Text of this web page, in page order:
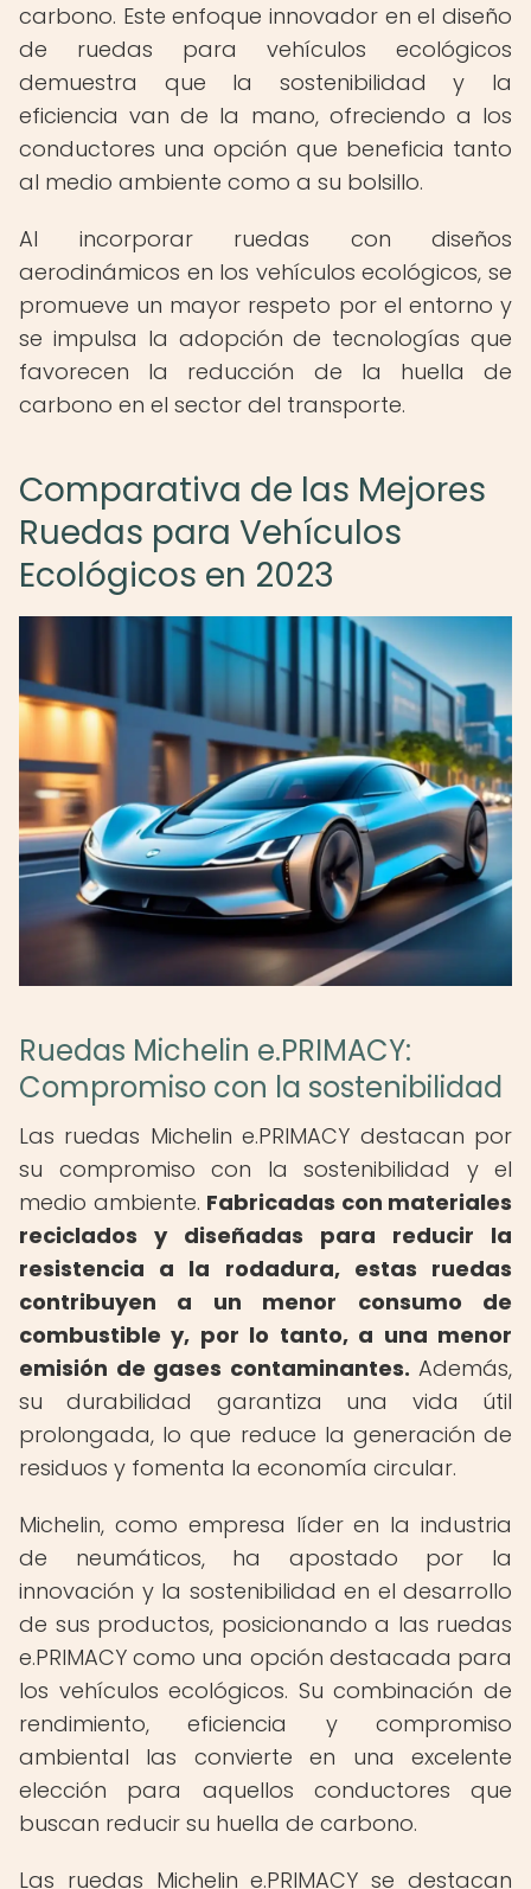
carbono. Este enfoque innovador en el diseño
de ruedas para vehículos ecológicos
demuestra que la sostenibilidad y la
eficiencia van de la mano, ofreciendo a los
conductores una opción que beneficia tanto
al medio ambiente como a su bolsillo.
Al incorporar ruedas con diseños
aerodinámicos en los vehículos ecológicos, se
promueve un mayor respeto por el entorno y
se impulsa la adopción de tecnologías que
favorecen la reducción de la huella de
carbono en el sector del transporte.
Comparativa de las Mejores
Ruedas para Vehículos
Ecológicos en 2023
Ruedas Michelin e.PRIMACY:
Compromiso con la sostenibilidad
Las ruedas Michelin e.PRIMACY destacan por
su compromiso con la sostenibilidad y el
medio ambiente. Fabricadas con materiales
reciclados y diseñadas para reducir la
resistencia a la rodadura, estas ruedas
contribuyen a un menor consumo de
combustible y, por lo tanto, a una menor
emisión de gases contaminantes. Además,
su durabilidad garantiza una vida útil
prolongada, lo que reduce la generación de
residuos y fomenta la economía circular.
Michelin, como empresa líder en la industria
de neumáticos, ha apostado por la
innovación y la sostenibilidad en el desarrollo
de sus productos, posicionando a las ruedas
e.PRIMACY como una opción destacada para
los vehículos ecológicos. Su combinación de
rendimiento, eficiencia y compromiso
ambiental las convierte en una excelente
elección para aquellos conductores que
buscan reducir su huella de carbono.
Las ruedas Michelin e.PRIMACY se destacan